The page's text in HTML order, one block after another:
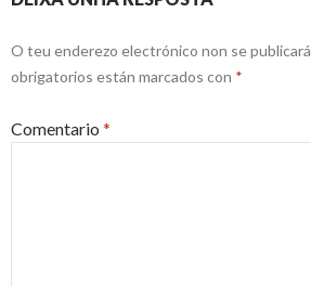
O teu enderezo electrónico non se publicará
obrigatorios están marcados con *
Comentario *